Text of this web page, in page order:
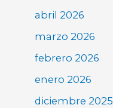
abril 2026
marzo 2026
febrero 2026
enero 2026
diciembre 2025